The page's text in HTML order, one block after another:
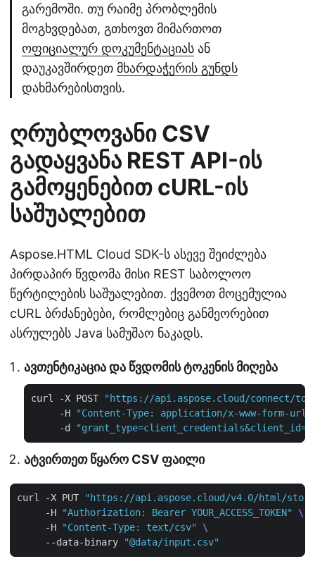
გარემოში. თუ რაიმე პრობლემის
მოგხვდებათ, გთხოვთ მიმართოთ
ოფიციალურ დოკუმენტაციას ან
დაუკავშირდეთ მხარდაჭერის გუნდს
დახმარებისთვის.
ღრუბლოვანი CSV
გადაყვანა REST API-ის
გამოყენებით cURL-ის
საშუალებით
Aspose.HTML Cloud SDK-ს ასევე შეიძლება
პირდაპირ წვდომა მისი REST საბოლოო
წერტილების საშუალებით. ქვემოთ მოცემულია
cURL ბრძანებები, რომლებიც განმეორებით
ასრულებს Java სამუშაო ნაკადს.
ავთენტიკაცია და წვდომის ტოკენის მიღება
curl -X POST
"https://api.aspose.cloud/connect/
     -H
"Content-Type: application/x-www-form-
     -d
ატვირთეთ წყარო CSV ფაილი
curl -X PUT
"https://api.aspose.cloud/v4.0/html/
     -H
"Authorization: Bearer YOUR_ACCESS_TOKEN"
     -H
"Content-Type: text/csv"
     --data-binary
"@data/input.csv"